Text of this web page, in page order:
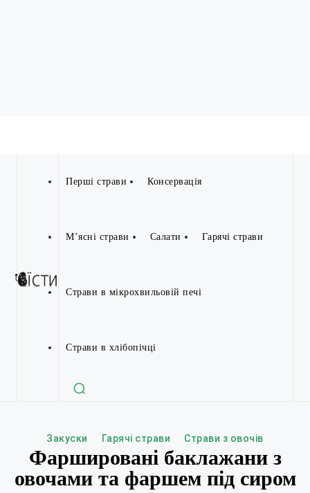
Перші страви Консервація
М’ясні страви Салати Гарячі страви
Страви в мікрохвильовій печі
Страви в хлібопічці
Закуски Гарячі страви Страви з овочів
Фаршировані баклажани з
овочами та фаршем під сиром